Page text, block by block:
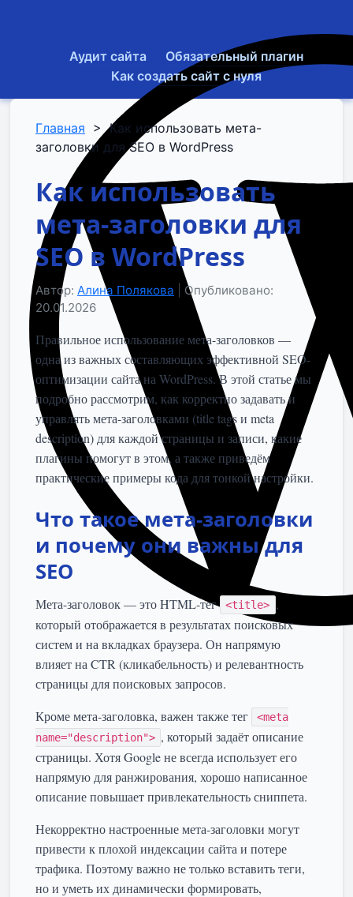
Аудит сайта
Обязательный плагин
Как создать сайт с нуля
Главная >Как использовать мета-
заголовки для SEO в WordPress
Как использовать
мета-заголовки для
SEO в WordPress
Автор: Алина Полякова
Опубликовано:
20.01.2026
Правильное использование мета-заголовков —
одна из важных составляющих эффективной SEO-
оптимизации сайта на WordPress. В этой статье мы
подробно рассмотрим, как корректно задавать и
управлять мета-заголовками (title tags и meta
description) для каждой страницы и записи, какие
плагины помогут в этом, а также приведём
практические примеры кода для тонкой настройки.
Что такое мета-заголовки
и почему они важны для
SEO
Мета-заголовок — это HTML-тег <title> ,
который отображается в результатах поисковых
систем и на вкладках браузера. Он напрямую
влияет на CTR (кликабельность) и релевантность
страницы для поисковых запросов.
Кроме мета-заголовка, важен также тег
<meta
name="description"> , который задаёт описание
страницы. Хотя Google не всегда использует его
напрямую для ранжирования, хорошо написанное
описание повышает привлекательность сниппета.
Некорректно настроенные мета-заголовки могут
привести к плохой индексации сайта и потере
трафика. Поэтому важно не только вставить теги,
но и уметь их динамически формировать,